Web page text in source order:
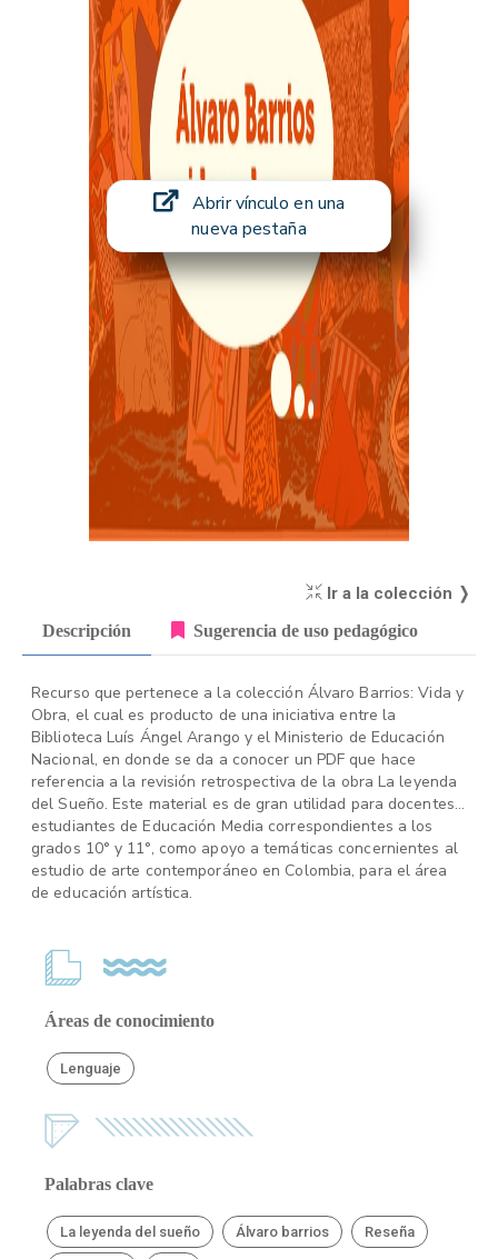
Abrir vínculo en una
nueva pestaña
Ir a la colección ❭
Descripción Sugerencia de uso pedagógico
Recurso que pertenece a la colección Álvaro Barrios: Vida y
Obra, el cual es producto de una iniciativa entre la
Biblioteca Luís Ángel Arango y el Ministerio de Educación
Nacional, en donde se da a conocer un PDF que hace
referencia a la revisión retrospectiva de la obra La leyenda
del Sueño. Este material es de gran utilidad para docentes y
estudiantes de Educación Media correspondientes a los
grados 10° y 11°, como apoyo a temáticas concernientes al
estudio de arte contemporáneo en Colombia, para el área
de educación artística.
Áreas de conocimiento
Lenguaje
Palabras clave
La leyenda del sueño Álvaro barrios Reseña